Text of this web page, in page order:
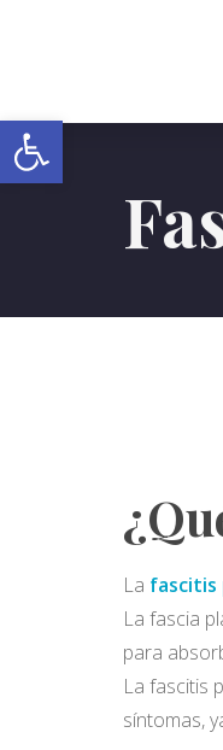
Abrir
La
La fascia
para
La fascitis
síntomas,